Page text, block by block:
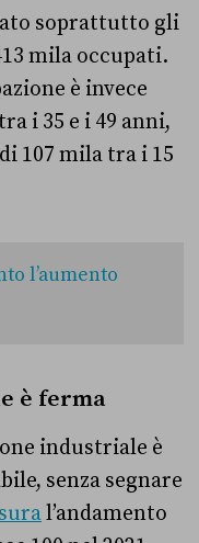
soprattutto gli
mila occupati.
è invece
i 35 e i 49 anni,
107 mila tra i 15
l’aumento
è ferma
industriale è
senza segnare
l’andamento